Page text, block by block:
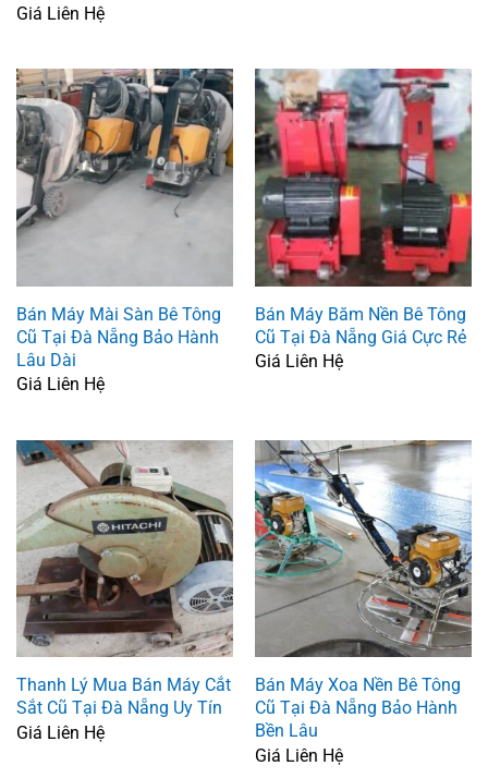
Giá Liên Hệ
Bán Máy Mài Sàn Bê Tông
Cũ Tại Đà Nẵng Bảo Hành
Lâu Dài
Giá Liên Hệ
Bán Máy Băm Nền Bê Tông
Cũ Tại Đà Nẵng Giá Cực Rẻ
Giá Liên Hệ
Thanh Lý Mua Bán Máy Cắt
Sắt Cũ Tại Đà Nẵng Uy Tín
Giá Liên Hệ
Bán Máy Xoa Nền Bê Tông
Cũ Tại Đà Nẵng Bảo Hành
Bền Lâu
Giá Liên Hệ